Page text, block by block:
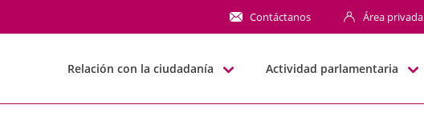
Contáctanos Área privada
Relación con la ciudadanía Actividad parlamentaria